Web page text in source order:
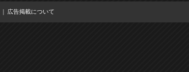
広告掲載について